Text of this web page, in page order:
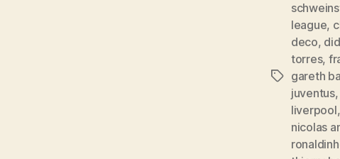
Tags
league,
deco,
torres,
gareth
juventus,
liverpool,
nicolas